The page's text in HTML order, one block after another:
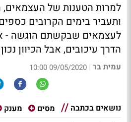
למרות הטענות של העצמאים,
ותעביר בימים הקרובים
לעצמאים שבקשתם הוגשה -
הדרך עיכובים, אבל הכיוון נכון
עמית בר |
09/05/2020 10:00
נושאים בכתבה מסים מענק